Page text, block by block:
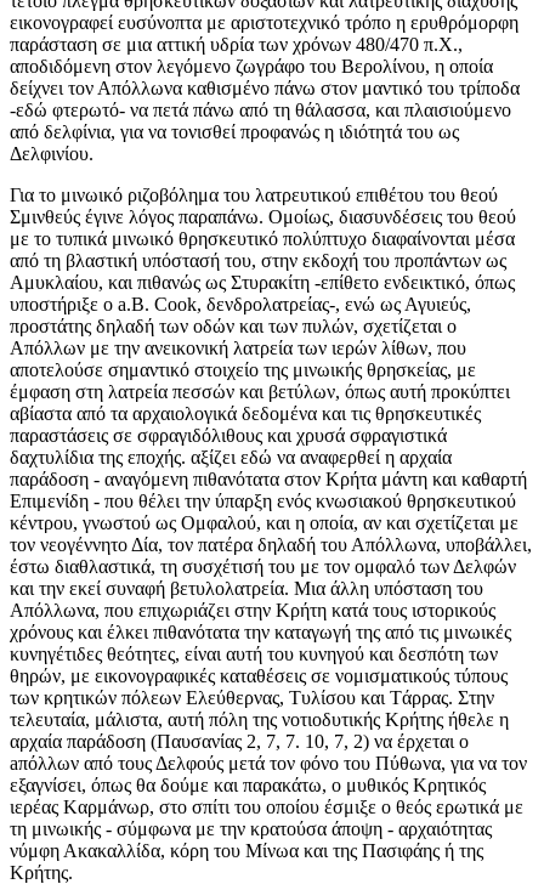
εικονογραφεί ευσύνοπτα με αριστοτεχνικό τρόπο η ερυθρόμορφη
παράσταση σε μια αττική υδρία των χρόνων 480/470 π.X.,
αποδιδόμενη στον λεγόμενο ζωγράφο του Βερολίνου, η οποία
δείχνει τον Απόλλωνα καθισμένο πάνω στον μαντικό του τρίποδα
-εδώ φτερωτό- να πετά πάνω από τη θάλασσα, και πλαισιούμενο
από δελφίνια, για να τονισθεί προφανώς η ιδιότητά του ως
Δελφινίου.
Για το μινωικό ριζοβόλημα του λατρευτικού επιθέτου του θεού
Σμινθεύς έγινε λόγος παραπάνω. Oμοίως, διασυνδέσεις του θεού
με το τυπικά μινωικό θρησκευτικό πολύπτυχο διαφαίνονται μέσα
από τη βλαστική υπόστασή του, στην εκδοχή του προπάντων ως
Αμυκλαίου, και πιθανώς ως Στυρακίτη -επίθετο ενδεικτικό, όπως
υποστήριξε ο a.B. Cook, δενδρολατρείας-, ενώ ως Αγυιεύς,
προστάτης δηλαδή των οδών και των πυλών, σχετίζεται ο
Απόλλων με την ανεικονική λατρεία των ιερών λίθων, που
αποτελούσε σημαντικό στοιχείο της μινωικής θρησκείας, με
έμφαση στη λατρεία πεσσών και βετύλων, όπως αυτή προκύπτει
αβίαστα από τα αρχαιολογικά δεδομένα και τις θρησκευτικές
παραστάσεις σε σφραγιδόλιθους και χρυσά σφραγιστικά
δαχτυλίδια της εποχής. αξίζει εδώ να αναφερθεί η αρχαία
παράδοση - αναγόμενη πιθανότατα στον Kρήτα μάντη και καθαρτή
Eπιμενίδη - που θέλει την ύπαρξη ενός κνωσιακού θρησκευτικού
κέντρου, γνωστού ως Oμφαλού, και η οποία, αν και σχετίζεται με
τον νεογέννητο Δία, τον πατέρα δηλαδή του Απόλλωνα, υποβάλλει,
έστω διαθλαστικά, τη συσχέτισή του με τον ομφαλό των Δελφών
και την εκεί συναφή βετυλολατρεία. Mια άλλη υπόσταση του
Απόλλωνα, που επιχωριάζει στην Kρήτη κατά τους ιστορικούς
χρόνους και έλκει πιθανότατα την καταγωγή της από τις μινωικές
κυνηγέτιδες θεότητες, είναι αυτή του κυνηγού και δεσπότη των
θηρών, με εικονογραφικές καταθέσεις σε νομισματικούς τύπους
των κρητικών πόλεων Eλεύθερνας, Tυλίσου και Tάρρας. Στην
τελευταία, μάλιστα, αυτή πόλη της νοτιοδυτικής Kρήτης ήθελε η
αρχαία παράδοση (Παυσανίας 2, 7, 7. 10, 7, 2) να έρχεται ο
aπόλλων από τους Δελφούς μετά τον φόνο του Πύθωνα, για να τον
εξαγνίσει, όπως θα δούμε και παρακάτω, ο μυθικός Kρητικός
ιερέας Kαρμάνωρ, στο σπίτι του οποίου έσμιξε ο θεός ερωτικά με
τη μινωικής - σύμφωνα με την κρατούσα άποψη - αρχαιότητας
νύμφη Ακακαλλίδα, κόρη του Mίνωα και της Πασιφάης ή της
Kρήτης.